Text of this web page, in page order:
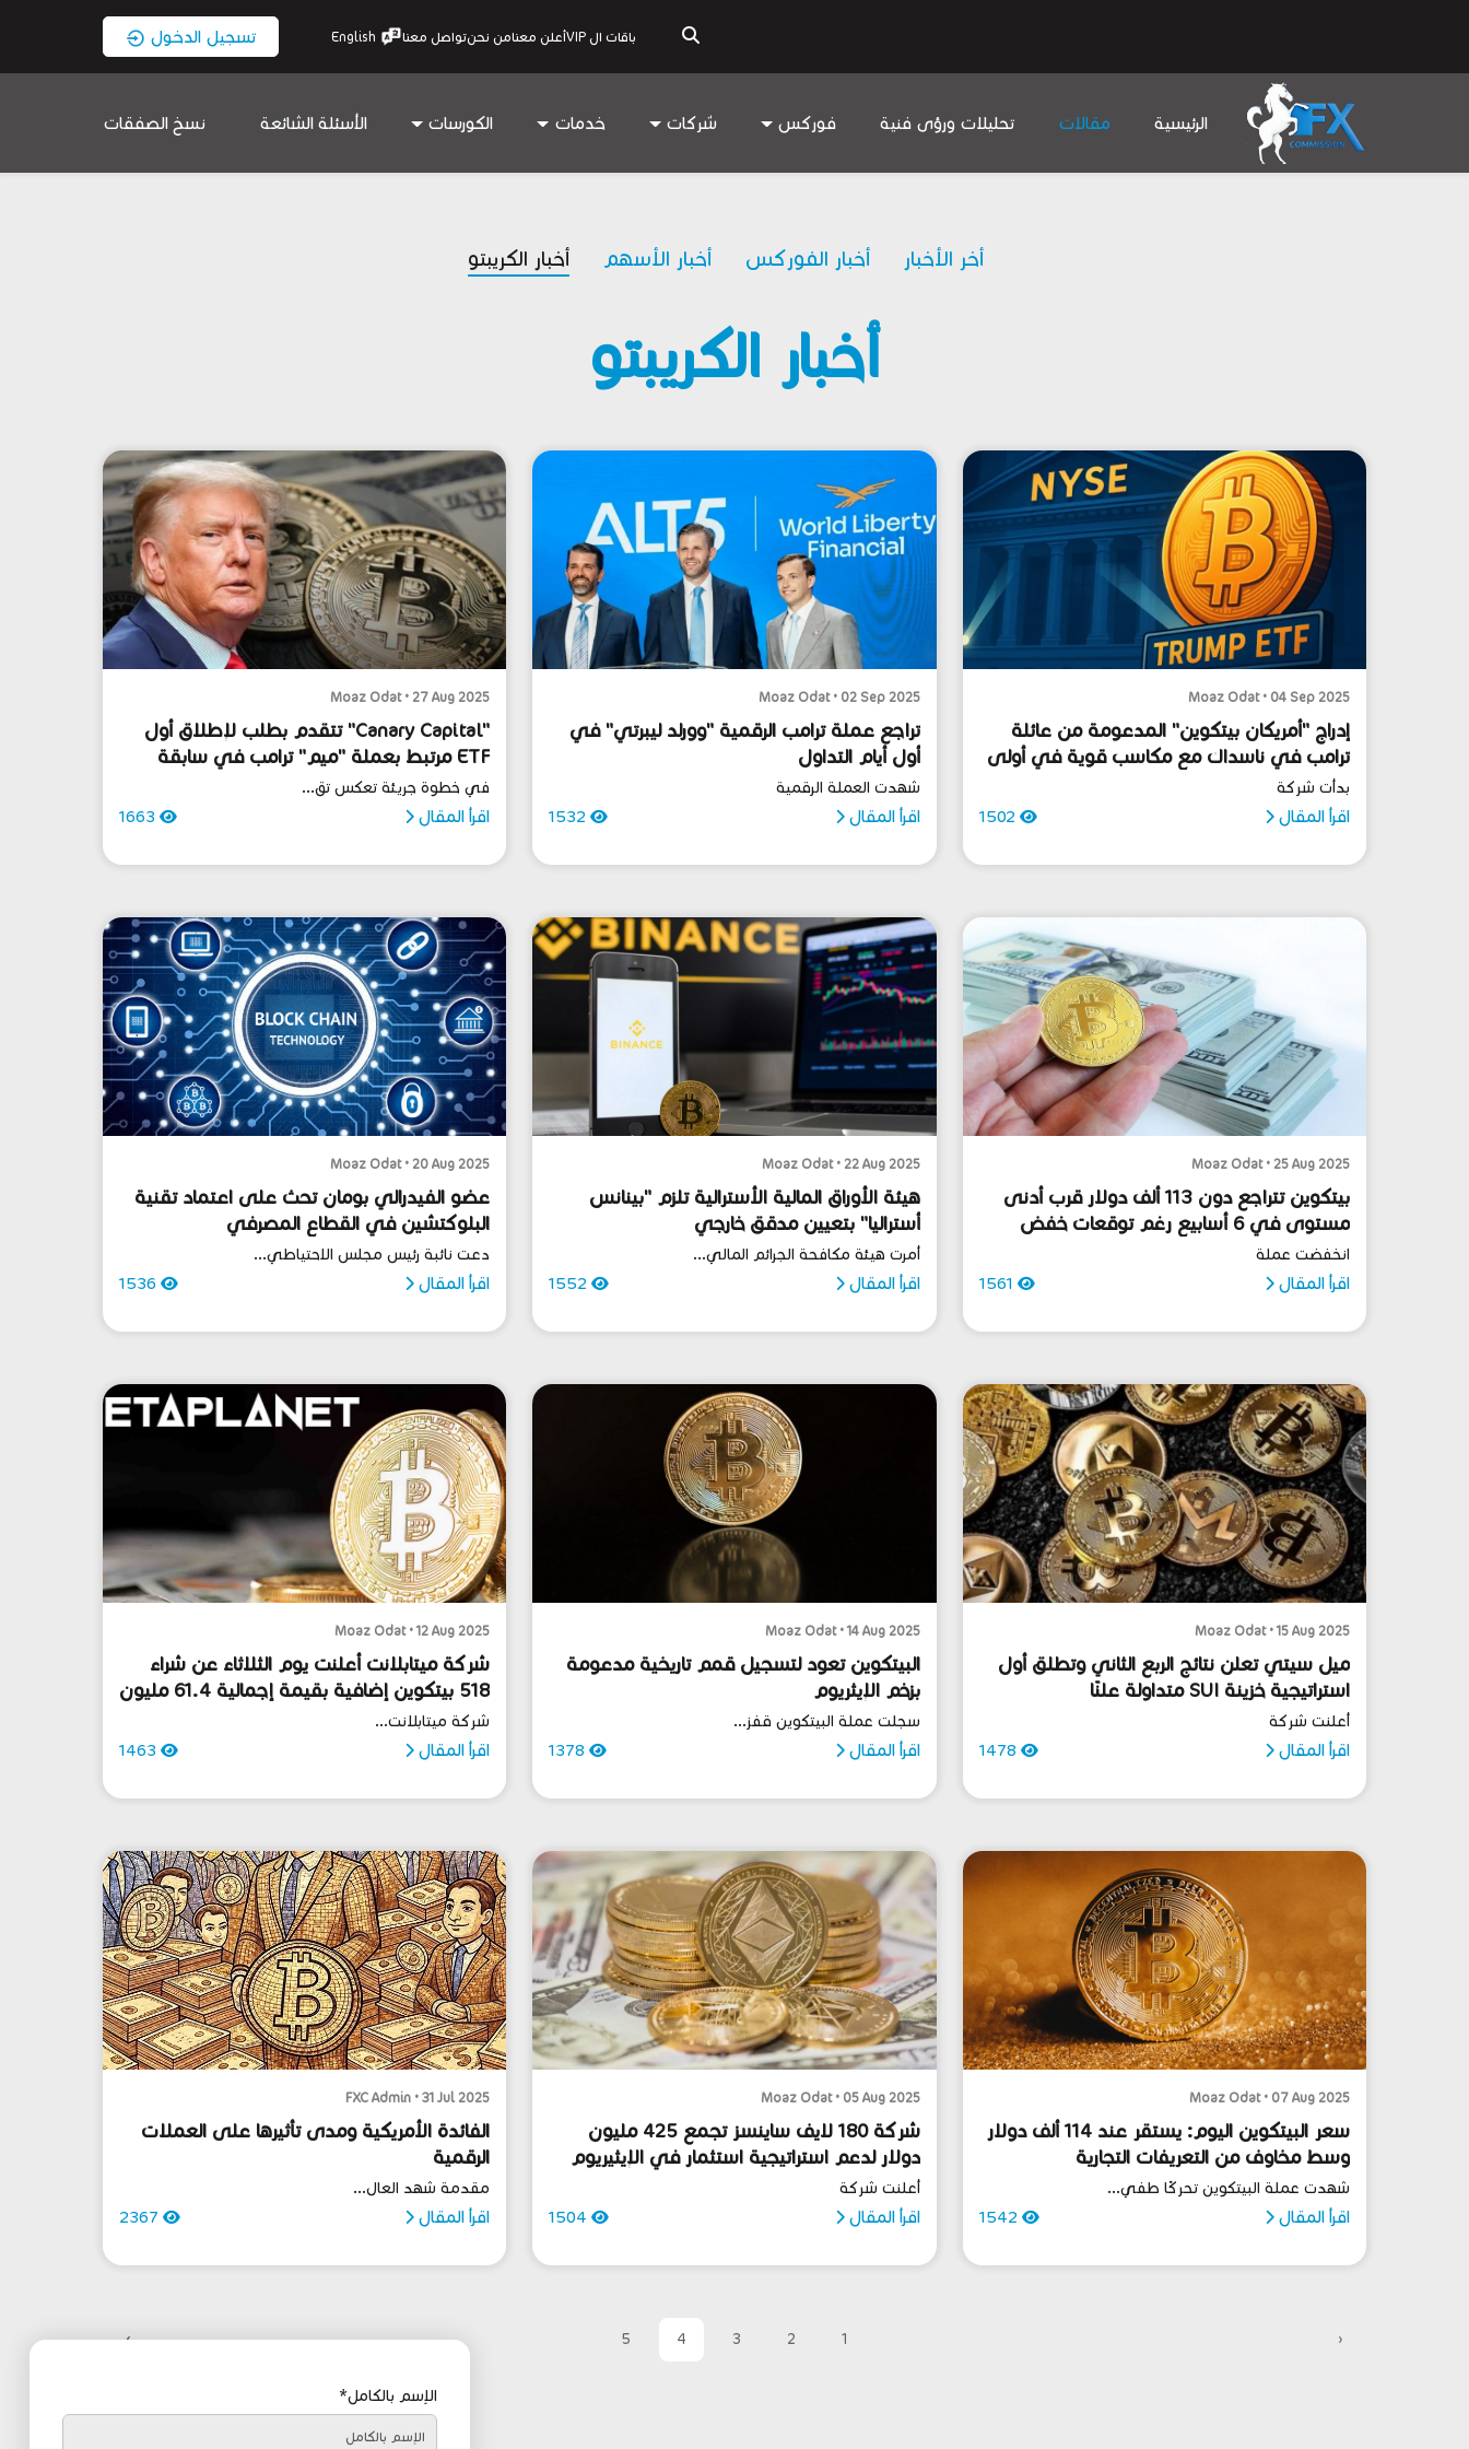
باقات ال VIP أعلن معنامن نحنتواصل معنا English تسجيل الدخول
الرئيسية مقالات تحليلات ورؤى فنية فوركس شركات خدمات الكورسات الأسئلة الشائعة نسخ الصفقات
أخر الأخبار أخبار الفوركس أخبار الأسهم أخبار الكريبتو
أخبار الكريبتو
Moaz Odat • 04 Sep 2025
إدراج "أمريكان بيتكوين" المدعومة من عائلة
ترامب في ناسداك مع مكاسب قوية في أولى
جلساتها
بدأت شركة
اقرأ المقال
Moaz Odat • 02 Sep 2025
تراجع عملة ترامب الرقمية "وورلد ليبرتي" في
أول أيام التداول
شهدت العملة الرقمية
اقرأ المقال 1532
Moaz Odat • 27 Aug 2025
"Canary Capital" تتقدم بطلب لإطلاق أول
ETF مرتبط بعملة "ميم" ترامب في سابقة
تنظيمية
في خطوة جريئة تعكس تق...
اقرأ المقال 1663
Moaz Odat • 25 Aug 2025
بيتكوين تتراجع دون 113 ألف دولار قرب أدنى
مستوى في 6 أسابيع رغم توقعات خفض
الفائدة الأمريكية
انخفضت عملة
اقرأ المقال
Moaz Odat • 22 Aug 2025
هيئة الأوراق المالية الأسترالية تلزم "بينانس
أستراليا" بتعيين مدقق خارجي
أمرت هيئة مكافحة الجرائم المالي...
اقرأ المقال 1552
Moaz Odat • 20 Aug 2025
عضو الفيدرالي بومان تحث على اعتماد تقنية
البلوكتشين في القطاع المصرفي
دعت نائبة رئيس مجلس الاحتياطي...
اقرأ المقال 1536
Moaz Odat • 15 Aug 2025
ميل سيتي تعلن نتائج الربع الثاني وتطلق أول
استراتيجية خزينة SUI متداولة علنًا
أعلنت شركة
اقرأ المقال
Moaz Odat • 14 Aug 2025
البيتكوين تعود لتسجيل قمم تاريخية مدعومة
بزخم الإيثريوم
سجلت عملة البيتكوين قفز...
اقرأ المقال 1378
Moaz Odat • 12 Aug 2025
شركة ميتابلانت أعلنت يوم الثلاثاء عن شراء
518 بيتكوين إضافية بقيمة إجمالية 61.4 مليون
دولار
شركة ميتابلانت...
اقرأ المقال 1463
Moaz Odat • 07 Aug 2025
سعر البيتكوين اليوم: يستقر عند 114 ألف دولار
وسط مخاوف من التعريفات التجارية
شهدت عملة البيتكوين تحركًا طفي...
اقرأ المقال
Moaz Odat • 05 Aug 2025
شركة 180 لايف ساينسز تجمع 425 مليون
دولار لدعم استراتيجية استثمار في الإيثيريوم
أعلنت شركة
اقرأ المقال 1504
FXC Admin • 31 Jul 2025
الفائدة الأمريكية ومدى تأثيرها على العملات
الرقمية
مقدمة شهد العال...
اقرأ المقال 2367
‹
1
2
3
4
5
›
الإسم بالكامل*